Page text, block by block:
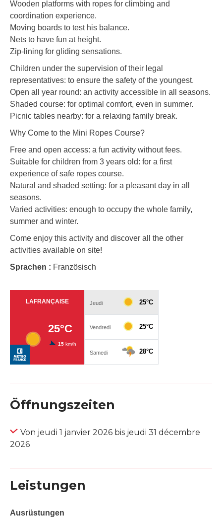
Wooden platforms with ropes for climbing and
coordination experience.
Moving boards to test his balance.
Nets to have fun at height.
Zip-lining for gliding sensations.
Children under the supervision of their legal
representatives: to ensure the safety of the youngest.
Open all year round: an activity accessible in all seasons.
Shaded course: for optimal comfort, even in summer.
Picnic tables nearby: for a relaxing family break.
Why Come to the Mini Ropes Course?
Free and open access: a fun activity without fees.
Suitable for children from 3 years old: for a first
experience of safe ropes course.
Natural and shaded setting: for a pleasant day in all
seasons.
Varied activities: enough to occupy the whole family,
summer and winter.
Come enjoy this activity and discover all the other
activities available on site!
Sprachen : Französisch
Öffnungszeiten
Von jeudi 1 janvier 2026 bis jeudi 31 décembre
2026
Leistungen
Ausrüstungen